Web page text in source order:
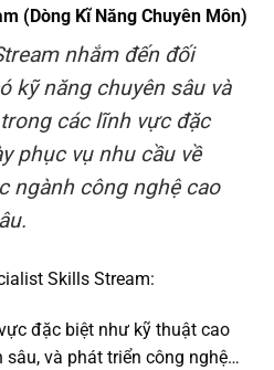
(Dòng Kĩ Năng Chuyên Môn)
nhắm đến đối
kỹ năng chuyên sâu và
các lĩnh vực đặc
phục vụ nhu cầu về
ngành công nghệ cao
Skills Stream:
đặc biệt như kỹ thuật cao
sâu, và phát triển công nghệ…